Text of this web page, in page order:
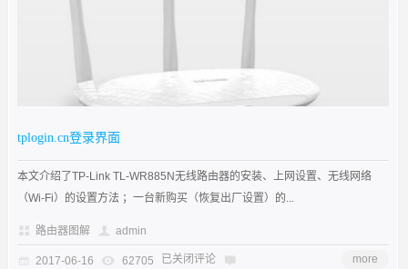
tplogin.cn登录界面
本文介绍了TP-Link TL-WR885N无线路由器的安装、上网设置、无线网络
（Wi-Fi）的设置方法 ；一台新购买（恢复出厂设置）的...
路由器图解 admin
2017-06-16 62705 已关闭评论 more